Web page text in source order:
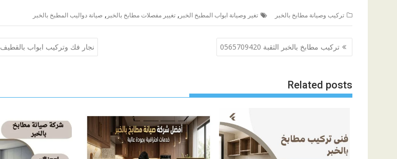
تركيب وصيانة مطابخ بالخبر تغير وصيانة ابواب المطبخ الخبر , تغيير مفصلات مطابخ بالخبر , صيانة دواليب المطبخ بالخبر
تصفّح
المقالات
تركيب مطابخ بالخبر الثقبة 0565709420 نجار فك وتركيب ابواب بالقطيف 0565709420
Related posts